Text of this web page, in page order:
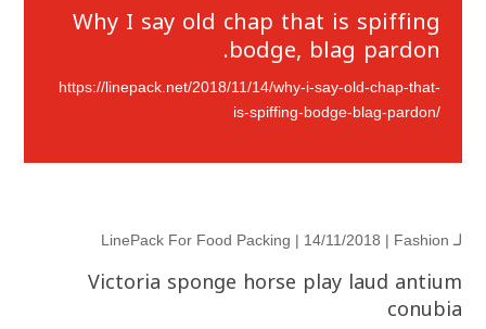
Why I say old chap that is spiffing
bodge, blag pardon.
https://linepack.net/2018/11/14/why-i-say-old-chap-that-
is-spiffing-bodge-blag-pardon/
لـ LinePack For Food Packing | 14/11/2018 | Fashion
Victoria sponge horse play laud antium
conubia